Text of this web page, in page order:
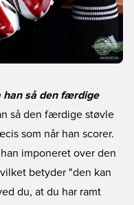
han så den færdige
så den færdige støvle
som når han scorer.
imponeret over den
betyder "den kan
du, at du har ramt